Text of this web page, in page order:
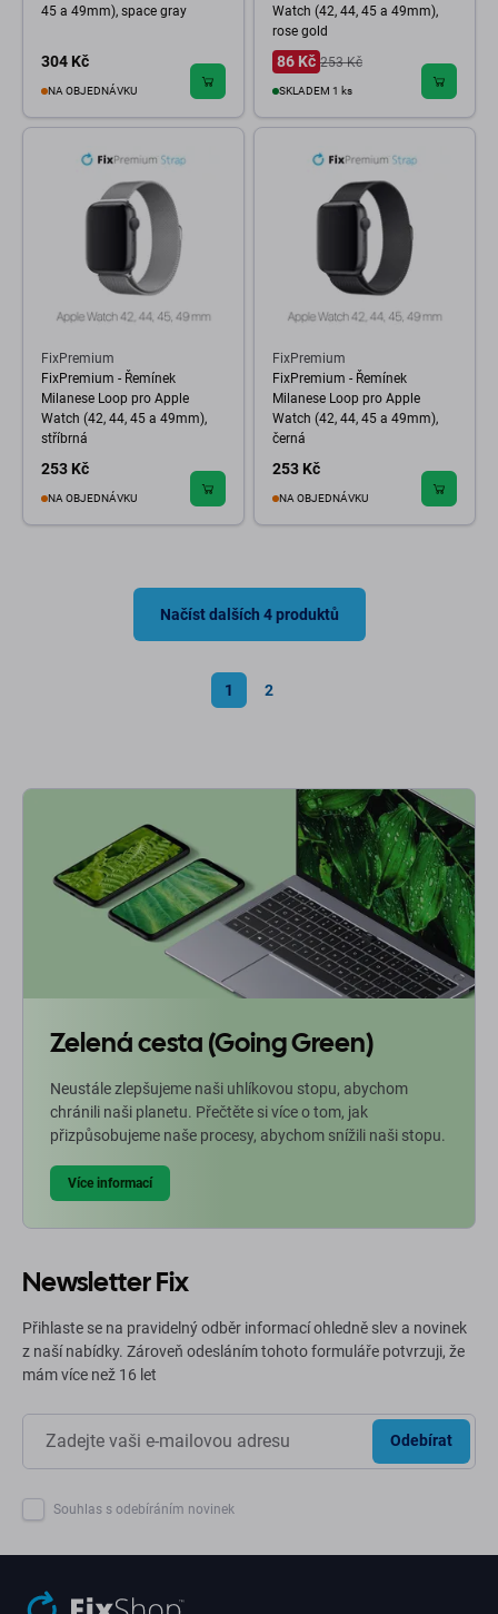
45 a 49mm), space gray
304 Kč
NA OBJEDNÁVKU
Watch (42, 44, 45 a 49mm),
rose gold
86 Kč 253 Kč
SKLADEM 1 ks
FixPremium
FixPremium - Řemínek
Milanese Loop pro Apple
Watch (42, 44, 45 a 49mm),
stříbrná
253 Kč
NA OBJEDNÁVKU
FixPremium
FixPremium - Řemínek
Milanese Loop pro Apple
Watch (42, 44, 45 a 49mm),
černá
253 Kč
NA OBJEDNÁVKU
Načíst dalších 4 produktů
1 2
Zelená cesta (Going Green)
Neustále zlepšujeme naši uhlíkovou stopu, abychom
chránili naši planetu. Přečtěte si více o tom, jak
přizpůsobujeme naše procesy, abychom snížili naši stopu.
Více informací
Newsletter Fix
Přihlaste se na pravidelný odběr informací ohledně slev a novinek
z naší nabídky. Zároveň odesláním tohoto formuláře potvrzuji, že
mám více než 16 let
Odebírat
Souhlas s odebíráním novinek